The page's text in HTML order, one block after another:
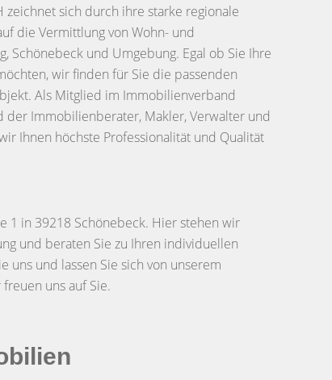
zeichnet sich durch ihre starke regionale
die Vermittlung von Wohn- und
Schönebeck und Umgebung. Egal ob Sie Ihre
wir finden für Sie die passenden
Als Mitglied im Immobilienverband
der Immobilienberater, Makler, Verwalter und
Ihnen höchste Professionalität und Qualität
1 in 39218 Schönebeck. Hier stehen wir
und beraten Sie zu Ihren individuellen
uns und lassen Sie sich von unserem
uns auf Sie.